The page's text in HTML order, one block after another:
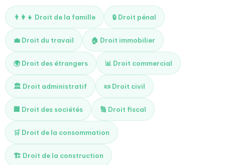
👨‍👩‍👧 Droit de la famille 🔒 Droit pénal
💼 Droit du travail 🏠 Droit immobilier
🌍 Droit des étrangers 📊 Droit commercial
🏛️ Droit administratif 📜 Droit civil
🏢 Droit des sociétés 🔢 Droit fiscal
🛒 Droit de la consommation
🏗️ Droit de la construction